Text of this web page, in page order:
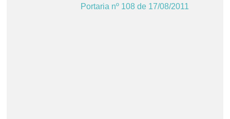
Portaria nº 108 de 17/08/2011